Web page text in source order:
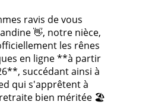
ravis de vous
👋, notre nièce,
les rênes
en ligne **à partir
succédant ainsi à
qui s'apprêtent à
bien méritée 🏖️